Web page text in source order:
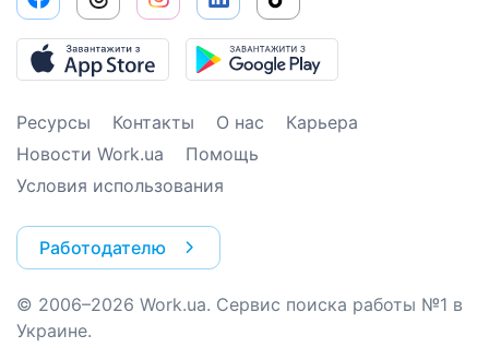
Ресурсы Контакты О нас
Карьера
Новости Work.ua
Помощь
Условия использования
Работодателю
© 2006–2026 Work.ua. Сервис поиска работы №1 в
Украине.